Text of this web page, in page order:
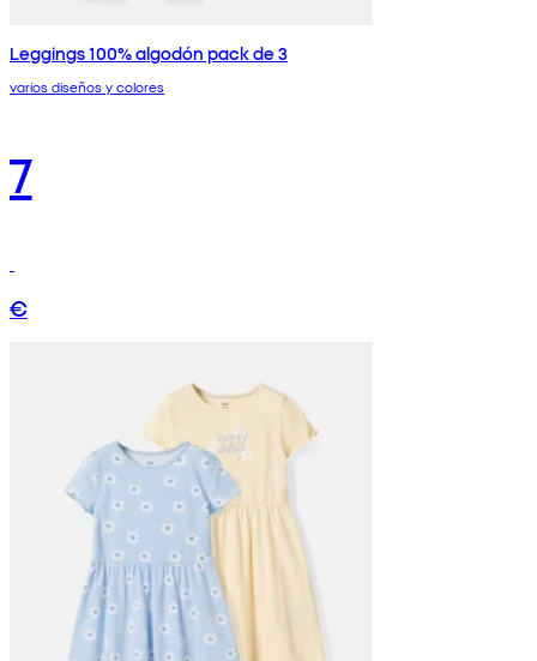
Leggings 100% algodón pack de 3
varios diseños y colores
7
€